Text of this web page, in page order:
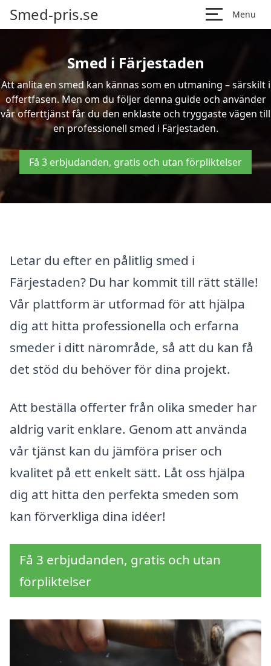
Smed-pris.se Menu
Smed i Färjestaden
Att anlita en smed kan kännas som en utmaning – särskilt i
offertfasen. Men om du följer denna guide och använder
vår offerttjänst får du den enklaste och tryggaste vägen till
en professionell smed i Färjestaden.
Få 3 erbjudanden, gratis och utan förpliktelser
Letar du efter en pålitlig smed i
Färjestaden? Du har kommit till rätt ställe!
Vår plattform är utformad för att hjälpa
dig att hitta professionella och erfarna
smeder i ditt närområde, så att du kan få
det stöd du behöver för dina projekt.
Att beställa offerter från olika smeder har
aldrig varit enklare. Genom att använda
vår tjänst kan du jämföra priser och
kvalitet på ett enkelt sätt. Låt oss hjälpa
dig att hitta den perfekta smeden som
kan förverkliga dina idéer!
Få 3 erbjudanden, gratis och utan
förpliktelser